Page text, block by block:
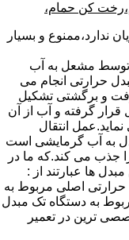
کن حمام،
ندارد،ممنوع و بسیار
توسط مشعل به آب
حرارتی انجام می
و برگشتی تشکیل
گرفته و آب از آن
انتقال
به آب گرمایشی است
جذب می کند.که ما در
ها عبارتند از :
حرارتی اصلی مربوط به
به دستگاه تک مبدل
ترین در تعمیر